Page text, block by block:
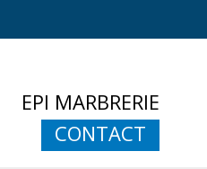
EPI MARBRERIE
CONTACT